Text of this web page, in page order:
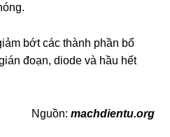
bớt các thành phần bổ
đoạn, diode và hầu hết
Nguồn: machdientu.org